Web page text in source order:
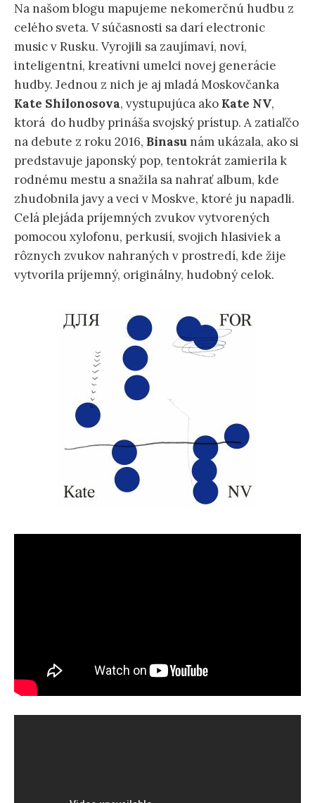
Na našom blogu mapujeme nekomerčnú hudbu z
celého sveta. V súčasnosti sa darí electronic
music v Rusku. Vyrojili sa zaujímaví, noví,
inteligentní, kreatívni umelci novej generácie
hudby. Jednou z nich je aj mladá Moskovčanka
Kate Shilonosova, vystupujúca ako Kate NV,
ktorá do hudby prináša svojský prístup. A zatiaľčo
na debute z roku 2016, Binasu nám ukázala, ako si
predstavuje japonský pop, tentokrát zamierila k
rodnému mestu a snažila sa nahrať album, kde
zhudobnila javy a veci v Moskve, ktoré ju napadli.
Celá plejáda príjemných zvukov vytvorených
pomocou xylofonu, perkusií, svojich hlasiviek a
rôznych zvukov nahraných v prostredí, kde žije
vytvorila príjemný, originálny, hudobný celok.